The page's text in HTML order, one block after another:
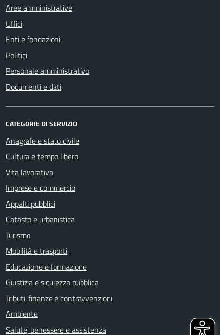
Aree amministrative
Uffici
Enti e fondazioni
Politici
Personale amministrativo
Documenti e dati
CATEGORIE DI SERVIZIO
Anagrafe e stato civile
Cultura e tempo libero
Vita lavorativa
Imprese e commercio
Appalti pubblici
Catasto e urbanistica
Turismo
Mobilità e trasporti
Educazione e formazione
Giustizia e sicurezza pubblica
Tributi, finanze e contravvenzioni
Ambiente
Salute, benessere e assistenza